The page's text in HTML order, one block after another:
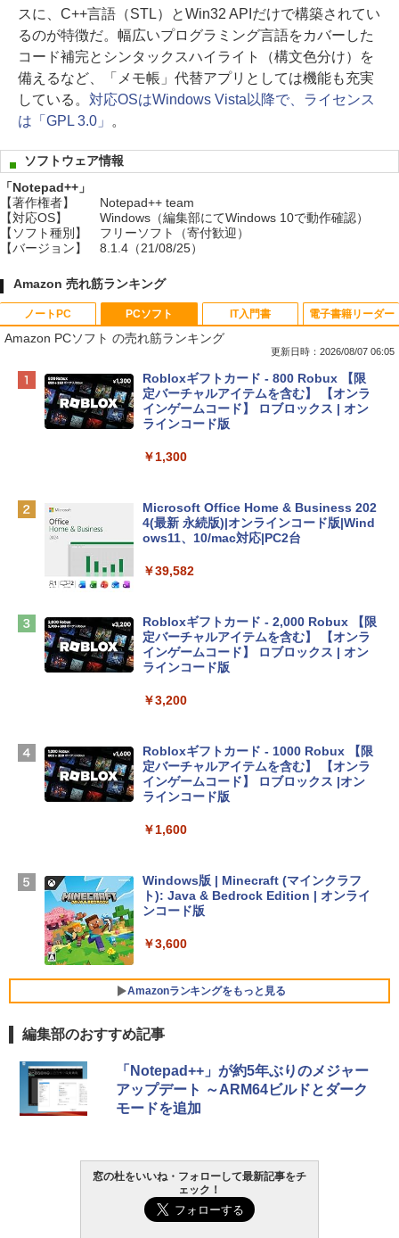
スに、C++言語（STL）とWin32 APIだけで構築されてい
るのが特徴だ。幅広いプログラミング言語をカバーした
コード補完とシンタックスハイライト（構文色分け）を
備えるなど、「メモ帳」代替アプリとしては機能も充実
している。 対応OSはWindows Vista以降で、ライセンス
は「GPL 3.0」
。
ソフトウェア情報
「Notepad++」
【著作権者】
Notepad++ team
【対応OS】
Windows（編集部にてWindows 10で動作確認）
【ソフト種別】
フリーソフト（寄付歓迎）
【バージョン】
8.1.4（21/08/25）
Amazon 売れ筋ランキング
ノートPC
Apple 2026 MacBook Neo A18 Proチッ
プ搭載13インチノートブック：AIとAppl
e Intelligence、Liquid Retinaディスプ
レイ、8GBメモリ、512GB SSD、1080p
ィゴ + 3年延長 AppleCare+ for 13インチ
￥162,598
ンケース Dell NEC Lavie ASUS HP dyna
￥2,952
Apple 2026 MacBook Air M5チップ搭載
igence、13.6インチLiquid Retinaディ
ラ、Touch ID - ミッドナイト + 3年延長
AppleCare+ for 13インチMacBook Air
(M5)|ダウンロード版
￥347,600
ン 15-fd 15.6インチ 16GBメモリ 512GB
SSD インテル Core 5
￥129,800
ersonal/Copilotキー搭載/Win 11/15.6型/
Core i5/16GB/SSD 512GB/ホワイト) FM
PCソフト
Amazon PCソフト の売れ筋ランキング
更新日時：2026/08/07 06:05
Robloxギフトカード - 800 Robux 【限
定バーチャルアイテムを含む】 【オンラ
インゲームコード】 ロブロックス | オン
ラインコード版
￥1,300
Microsoft Office Home & Business 202
4(最新 永続版)|オンラインコード版|Wind
ows11、10/mac対応|PC2台
￥39,582
Robloxギフトカード - 2,000 Robux 【限
定バーチャルアイテムを含む】 【オンラ
インゲームコード】 ロブロックス | オン
ラインコード版
￥3,200
Robloxギフトカード - 1000 Robux 【限
定バーチャルアイテムを含む】 【オンラ
インゲームコード】 ロブロックス |オン
ラインコード版
￥1,600
Windows版 | Minecraft (マインクラフ
ト): Java & Bedrock Edition | オンライ
ンコード版
￥3,600
Amazonランキングをもっと見る
IT入門書
生成AIパスポート公式テキスト 第４版
￥1,766
AIイラスト表現辞典: 思い通りの絵を引き
出す プロンプトの言葉 AI画像生成シリー
ズ (はぴーイラストLabo)
電子書籍リーダー
Amazon Kindle Paperwhite (16GB) 7イ
ンチディスプレイ、色調調節ライト、12
週間持続バッテリー、広告なし、ブラッ
ク
Amazon Kindle - 目に優しい、かさばら
ない、大きな画面で読みやすい、6週間持
続バッテリー、6インチディスプレイ電子
編集部のおすすめ記事
「Notepad++」が約5年ぶりのメジャー
アップデート ～ARM64ビルドとダーク
モードを追加
窓の杜をいいね・フォローして最新記事をチ
ェック！